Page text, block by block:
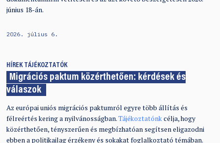
június 18-án.
2026. július 6.
HÍREK TÁJÉKOZTATÓK
Migrációs paktum közérthetően: kérdések és
válaszok
Az európai uniós migrációs paktumról egyre több állítás és
félreértés kering a nyilvánosságban.Tájékoztatónkcélja, hogy
közérthetően, tényszerűen és megbízhatóan segítsen eligazodni
ebben a politikailag érzékeny és sokakat foglalkoztató témában.